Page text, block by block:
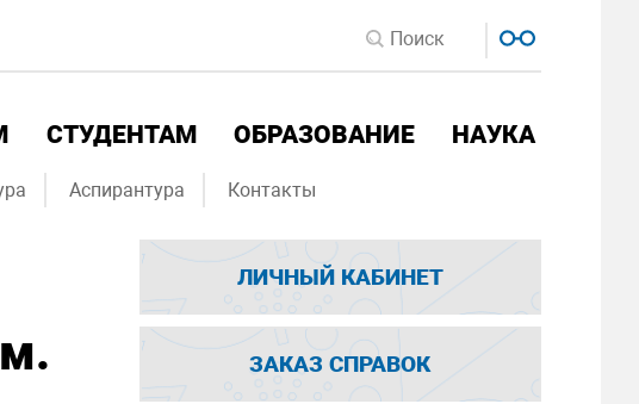
СТУДЕНТАМ ОБРАЗОВАНИЕ НАУКА
Аспирантура Контакты
ЛИЧНЫЙ КАБИНЕТ
ЗАКАЗ СПРАВОК